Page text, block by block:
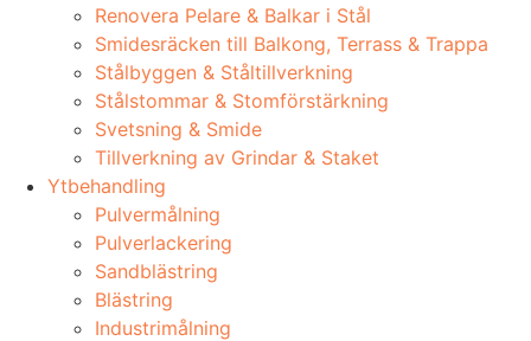
Renovera Pelare & Balkar i Stål
Smidesräcken till Balkong, Terrass & Trappa
Stålbyggen & Ståltillverkning
Stålstommar & Stomförstärkning
Svetsning & Smide
Tillverkning av Grindar & Staket
Ytbehandling
Pulvermålning
Pulverlackering
Sandblästring
Blästring
Industrimålning